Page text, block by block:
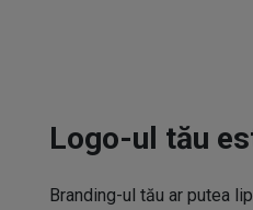
Logo-ul tău
Branding-ul tău ar putea